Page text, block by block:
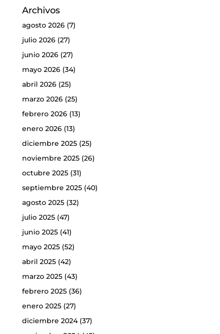
Archivos
agosto 2026(7)
julio 2026(27)
junio 2026(27)
mayo 2026(34)
abril 2026(25)
marzo 2026(25)
febrero 2026(13)
enero 2026(13)
diciembre 2025(25)
noviembre 2025(26)
octubre 2025(31)
septiembre 2025(40)
agosto 2025(32)
julio 2025(47)
junio 2025(41)
mayo 2025(52)
abril 2025(42)
marzo 2025(43)
febrero 2025(36)
enero 2025(27)
diciembre 2024(37)